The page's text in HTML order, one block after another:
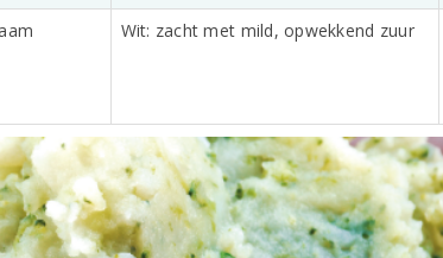
Wit: zacht met mild, opwekkend zuur